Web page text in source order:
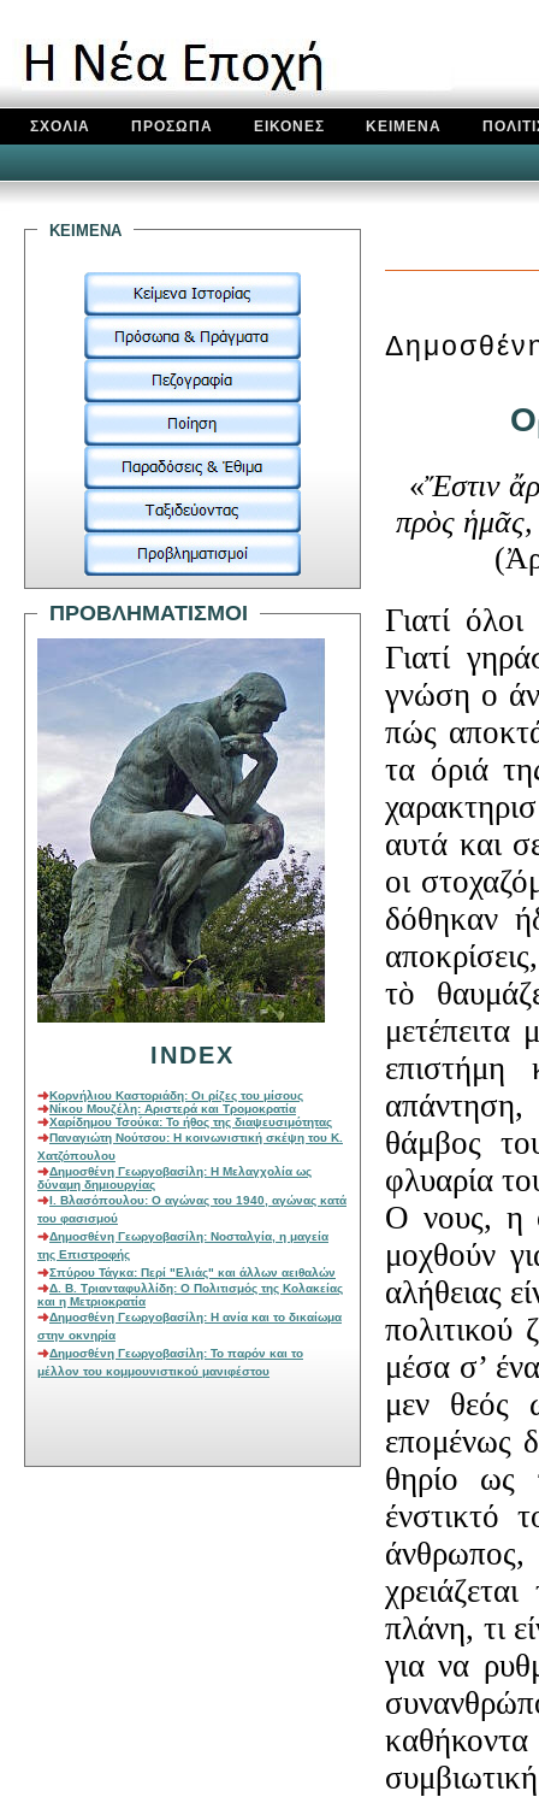
ΣΧΟΛΙΑ ΠΡΟΣΩΠΑ ΕΙΚΟΝΕΣ ΚΕΙΜΕΝΑ
«Ἔστιν
πρὸς ἡμᾶς,
Γιατί
Γιατί
γνώση ο
πώς
τα όριά
αυτά και
οι
δόθηκαν
τὸ
απάντηση,
θάμβος
φλυαρία
Ο νους, η
μοχθούν
αλήθειας
πολιτικού
μέσα σ’
μεν θεός
επομένως
θηρίο ως
ένστικτό
άνθρωπος,
πλάνη, τι
για να
κειμενα
ΠΡΟΒΛΗΜΑΤΙΣΜΟΙ
INDEX
Κορνήλιου Καστοριάδη: Οι ρίζες του μίσους
Νίκου Μουζέλη: Αριστερά και Τρομοκρατία
Χαρίδημου Τσούκα: Το ήθος της διαψευσιμότητας
Παναγιώτη Νούτσου: Η κοινωνιστική σκέψη του Κ.
Χατζόπουλου
Δημοσθένη Γεωργοβασίλη: Η Μελαγχολία ως
δύναμη δημιουργίας
Ι. Βλασόπουλου: Ο αγώνας του 1940, αγώνας κατά
του φασισμού
Δημοσθένη Γεωργοβασίλη: Νοσταλγία, η μαγεία
της Επιστροφής
Σπύρου Τάγκα: Περί "Ελιάς" και άλλων αειθαλών
Δ. Β. Τριανταφυλλίδη: Ο Πολιτισμός της Κολακείας
και η Μετριοκρατία
Δημοσθένη Γεωργοβασίλη: Η ανία και το δικαίωμα
στην οκνηρία
Δημοσθένη Γεωργοβασίλη: To παρόν και το
μέλλον του κομμουνιστικού μανιφέστου